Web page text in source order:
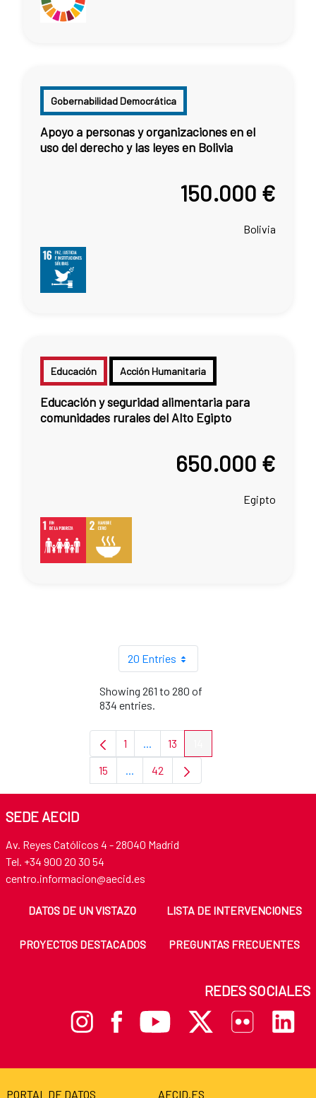
Gobernabilidad Democrática
Apoyo a personas y organizaciones en el
uso del derecho y las leyes en Bolivia
150.000 €
Bolivia
Educación Acción Humanitaria
Educación y seguridad alimentaria para
comunidades rurales del Alto Egipto
650.000 €
Egipto
20 Entries
Showing 261 to 280 of
834 entries.
Page
1 Intermediate Pages Use TAB to
Page
13
Page
15 Intermediate Pages Use TAB to
Page
42
SEDE AECID
Av. Reyes Católicos 4 - 28040 Madrid
Tel. +34 900 20 30 54
centro.informacion@aecid.es
DATOS DE UN VISTAZO LISTA DE INTERVENCIONES
PROYECTOS DESTACADOS PREGUNTAS FRECUENTES
REDES SOCIALES
PORTAL DE DATOS AECID.ES